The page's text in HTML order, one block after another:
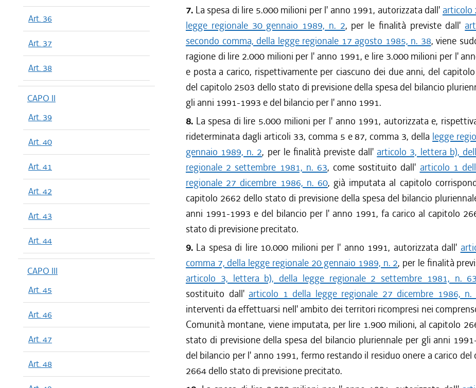
Art. 36
Art. 37
Art. 38
CAPO II
Art. 39
Art. 40
Art. 41
Art. 42
Art. 43
Art. 44
CAPO III
Art. 45
Art. 46
Art. 47
Art. 48
7. La spesa di lire 5.000 milioni per l' anno 1991, autorizzata dall' articolo
legge regionale 30 gennaio 1989, n. 2, per le finalità previste dall'
secondo comma, della legge regionale 17 agosto 1985, n. 38, viene
ragione di lire 2.000 milioni per l' anno 1991, e lire 3.000 milioni per l'
e posta a carico, rispettivamente per ciascuno dei due anni, del
del capitolo 2503 dello stato di previsione della spesa del bilancio
gli anni 1991-1993 e del bilancio per l' anno 1991.
8. La spesa di lire 5.000 milioni per l' anno 1991, autorizzata e,
rideterminata dagli articoli 33, comma 5 e 87, comma 3, della legge
gennaio 1989, n. 2, per le finalità previste dall' articolo 3, lettera b),
regionale 2 settembre 1981, n. 63, come sostituito dall' articolo 1
regionale 27 dicembre 1986, n. 60, già imputata al capitolo
capitolo 2662 dello stato di previsione della spesa del bilancio
anni 1991-1993 e del bilancio per l' anno 1991, fa carico al capitolo
stato di previsione precitato.
9. La spesa di lire 10.000 milioni per l' anno 1991, autorizzata dall'
comma 7, della legge regionale 20 gennaio 1989, n. 2, per le finalità
articolo 3, lettera b), della legge regionale 2 settembre 1981, n.
sostituito dall' articolo 1 della legge regionale 27 dicembre 1986, n.
interventi da effettuarsi nell' ambito dei territori ricompresi nei
Comunità montane, viene imputata, per lire 1.900 milioni, al capitolo
stato di previsione della spesa del bilancio pluriennale per gli anni
del bilancio per l' anno 1991, fermo restando il residuo onere a carico del
2664 dello stato di previsione precitato.